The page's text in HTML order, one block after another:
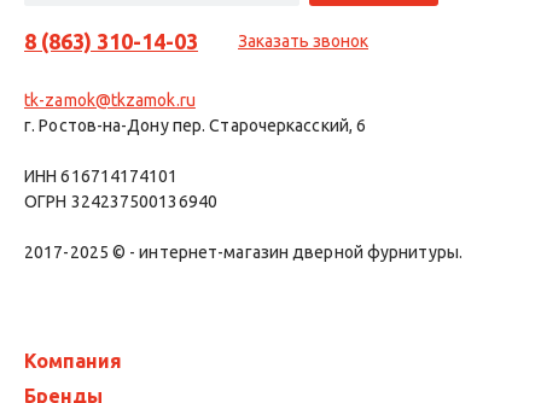
8 (863) 310-14-03 Заказать звонок
tk-zamok@tkzamok.ru
г. Ростов-на-Дону пер. Старочеркасский, 6
ИНН 616714174101
ОГРН 324237500136940
2017-2025 © - интернет-магазин дверной фурнитуры.
Компания
Бренды